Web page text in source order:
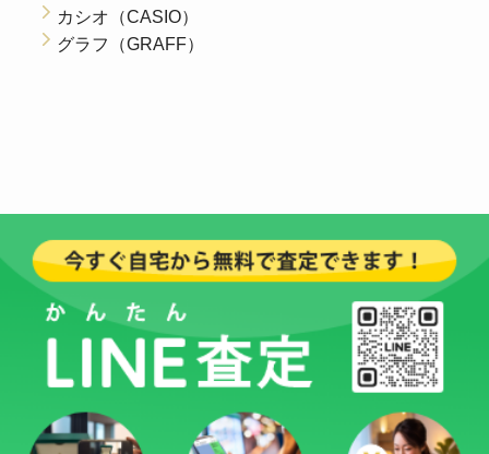
カシオ（CASIO）
グラフ（GRAFF）